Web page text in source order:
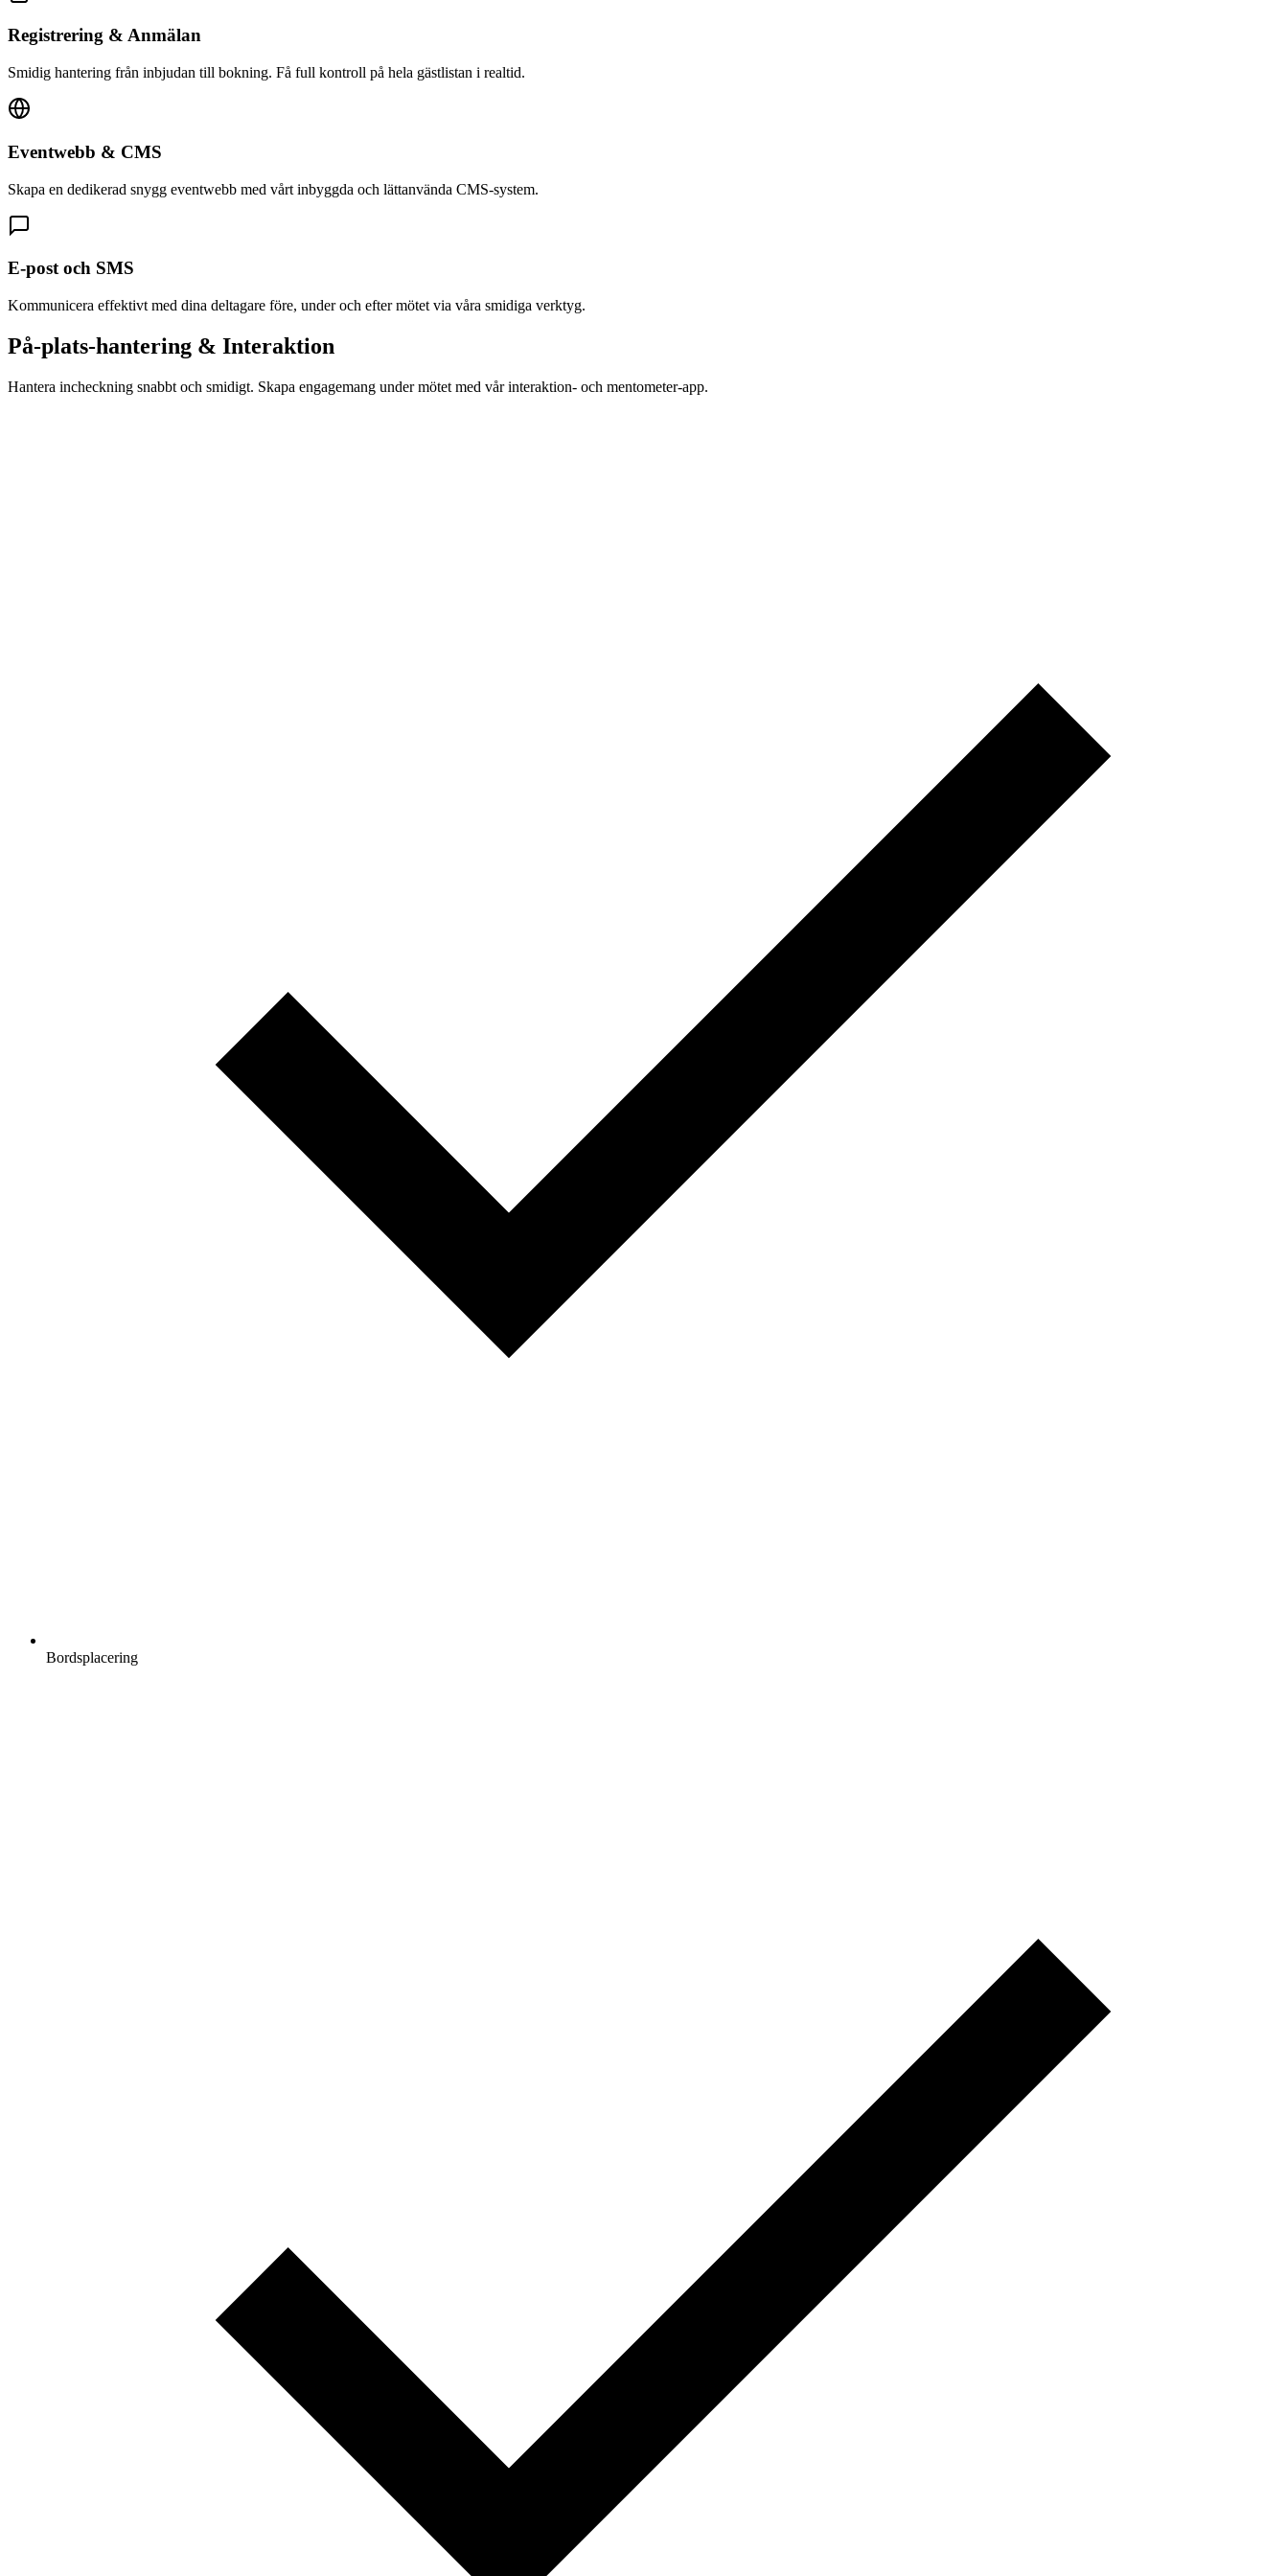
Registrering & Anmälan
Smidig hantering från inbjudan till bokning. Få full kontroll på hela gästlistan i realtid.
Eventwebb & CMS
Skapa en dedikerad snygg eventwebb med vårt inbyggda och lättanvända CMS-system.
E-post och SMS
Kommunicera effektivt med dina deltagare före, under och efter mötet via våra smidiga verktyg.
På-plats-hantering & Interaktion
Hantera incheckning snabbt och smidigt. Skapa engagemang under mötet med vår interaktion- och mentometer-app.
Bordsplacering